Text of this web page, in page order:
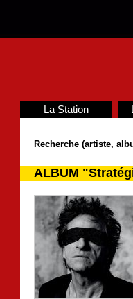
La Station
Recherche (artiste,
ALBUM